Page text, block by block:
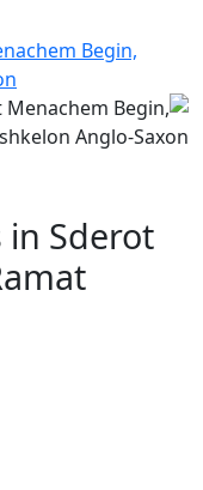
Sderot